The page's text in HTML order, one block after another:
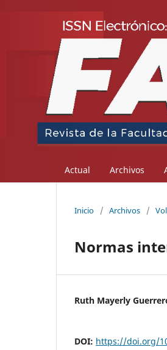
Actual Archivos
Inicio / Archivos /
Normas
Ruth Mayerly
DOI: https://doi.org/